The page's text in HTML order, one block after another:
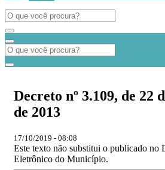
Decreto nº 3.109, de 22
de 2013
17/10/2019 - 08:08
Este texto não substitui o publicado no
Eletrônico do Município.